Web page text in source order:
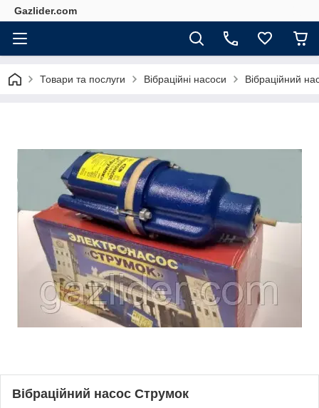
Gazlider.com
Товари та послуги Вібраційні насоси Вібраційний
Вібраційний насос Струмок